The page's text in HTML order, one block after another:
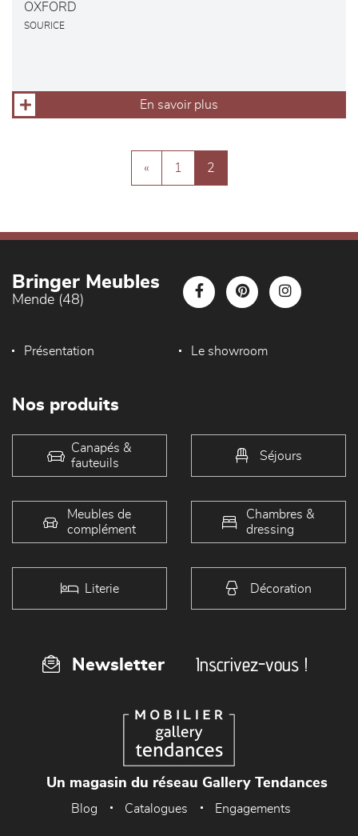
OXFORD
SOURICE
En savoir plus
« 1 2
Bringer Meubles
Mende (48)
Présentation Le showroom
Nos produits
Canapés &
fauteuils
Séjours
Meubles de
complément
Chambres &
dressing
Literie Décoration
Newsletter Inscrivez-vous !
Un magasin du réseau Gallery Tendances
Blog Catalogues Engagements